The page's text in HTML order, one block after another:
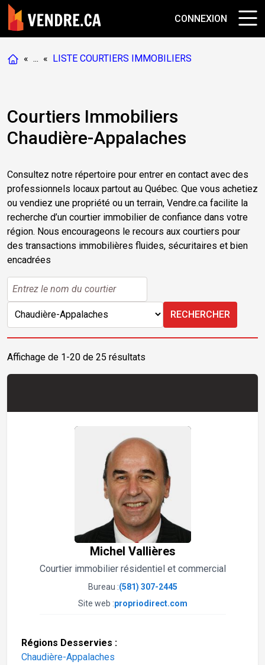
CONNEXION
« ... « LISTE COURTIERS IMMOBILIERS
Courtiers Immobiliers
Chaudière-Appalaches
Consultez notre répertoire pour entrer en contact avec des
professionnels locaux partout au Québec. Que vous achetiez
ou vendiez une propriété ou un terrain, Vendre.ca facilite la
recherche d’un courtier immobilier de confiance dans votre
région. Nous encourageons le recours aux courtiers pour
des transactions immobilières fluides, sécuritaires et bien
encadrées
RECHERCHER
Affichage de 1-20 de 25 résultats
Michel Vallières
Courtier immobilier résidentiel et commercial
Bureau :(581) 307-2445
Site web :propriodirect.com
Régions Desservies :
Chaudière-Appalaches